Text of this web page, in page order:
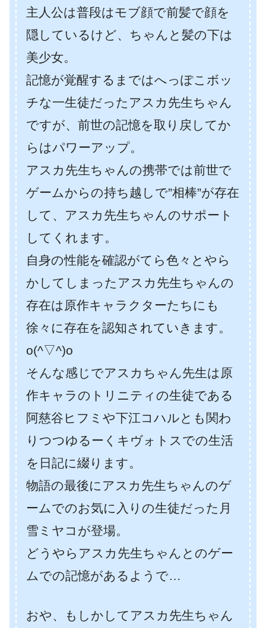
主人公は普段はモブ顔で前髪で顔を
隠しているけど、ちゃんと髪の下は
美少女。
記憶が覚醒するまではへっぽこボッ
チな一生徒だったアスカ先生ちゃん
ですが、前世の記憶を取り戻してか
らはパワーアップ。
アスカ先生ちゃんの携帯では前世で
ゲームからの持ち越しで”相棒”が存在
して、アスカ先生ちゃんのサポート
してくれます。
自身の性能を確認がてら色々とやら
かしてしまったアスカ先生ちゃんの
存在は原作キャラクターたちにも
徐々に存在を認知されていきます。
o(^▽^)o
そんな感じでアスカちゃん先生は原
作キャラのトリニティの生徒である
阿慈谷ヒフミや下江コハルとも関わ
りつつゆるーくキヴォトスでの生活
を日記に綴ります。
物語の最後にアスカ先生ちゃんのゲ
ームでのお気に入りの生徒だった月
雪ミヤコが登場。
どうやらアスカ先生ちゃんとのゲー
ムでの記憶があるようで…
おや、もしかしてアスカ先生ちゃん